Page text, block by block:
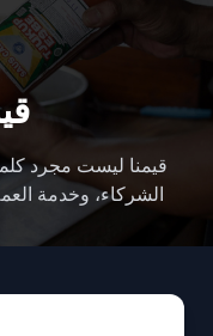
قيمنا ليست مجرد
الشركاء، وخدمة